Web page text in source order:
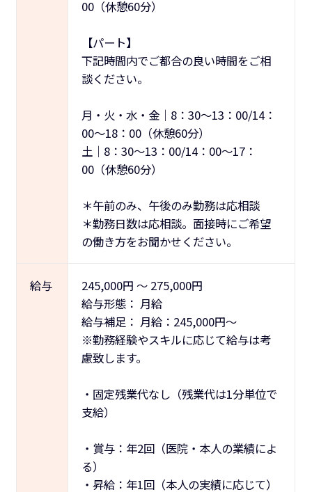
00（休憩60分）
【パート】
下記時間内でご都合の良い時間をご相
談ください。
月・火・水・金｜8：30～13：00/14：
00～18：00（休憩60分）
土｜8：30～13：00/14：00～17：
00（休憩60分）
＊午前のみ、午後のみ勤務は応相談
＊勤務日数は応相談。面接時にご希望
の働き方をお聞かせください。
給与 245,000円 ～ 275,000円
給与形態： 月給
給与補足： 月給：245,000円～
※勤務経験やスキルに応じて給与は考
慮致します。
・固定残業代なし（残業代は1分単位で
支給）
・賞与：年2回（医院・本人の業績によ
る）
・昇給：年1回（本人の実績に応じて）